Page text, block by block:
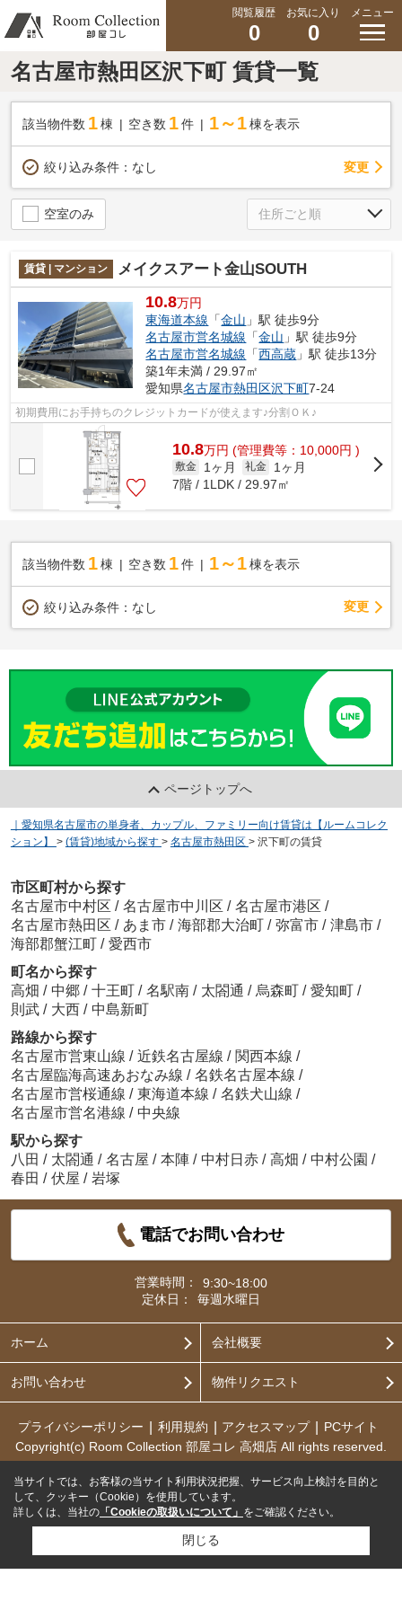
閲覧履歴
0
お気に入り
0
メニュー
名古屋市熱田区沢下町 賃貸一覧
該当物件数 1棟 空き数 1 件 1～1 棟を表示
絞り込み条件： なし 変更
空室のみ
賃貸 | マンション メイクスアート金山SOUTH
10.8万円
東海道本線 「金山 」駅 徒歩9分
名古屋市営名城線 「金山 」駅 徒歩9分
名古屋市営名城線 「西高蔵 」駅 徒歩13分
築1年未満 / 29.97㎡
愛知県名古屋市熱田区沢下町7-24
初期費用にお手持ちのクレジットカードが使えます♪分割ＯＫ♪
10.8万円 (管理費等：10,000円 )
敷金 1ヶ月 礼金
1ヶ月
7階 / 1LDK / 29.97㎡
該当物件数 1棟 空き数 1 件 1～1 棟を表示
絞り込み条件： なし 変更
ページトップへ
｜愛知県名古屋市の単身者、カップル、ファミリー向け賃貸は【ルームコレク
ション】
> (賃貸)地域から探す > 名古屋市熱田区 > 沢下町の賃貸
市区町村から探す
名古屋市中村区 / 名古屋市中川区 / 名古屋市港区 /
名古屋市熱田区 / あま市 / 海部郡大治町 / 弥富市 / 津島市 /
海部郡蟹江町 / 愛西市
町名から探す
高畑 / 中郷 / 十王町 / 名駅南 / 太閤通 / 烏森町 / 愛知町 /
則武 / 大西 / 中島新町
路線から探す
名古屋市営東山線 / 近鉄名古屋線 / 関西本線 /
名古屋臨海高速あおなみ線 / 名鉄名古屋本線 /
名古屋市営桜通線 / 東海道本線 / 名鉄犬山線 /
名古屋市営名港線 / 中央線
駅から探す
八田 / 太閤通 / 名古屋 / 本陣 / 中村日赤 / 高畑 / 中村公園 /
春田 / 伏屋 / 岩塚
電話でお問い合わせ
営業時間：
9:30~18:00
定休日：
毎週水曜日
ホーム 会社概要
お問い合わせ 物件リクエスト
プライバシーポリシー 利用規約 アクセスマップ
PCサイト
Copyright(c) Room Collection 部屋コレ 高畑店 All rights reserved.
当サイトでは、お客様の当サイト利用状況把握、サービス向上検討を目的と
して、クッキー（Cookie）を使用しています。
詳しくは、当社の 「Cookieの取扱いについて」 をご確認ください。
閉じる